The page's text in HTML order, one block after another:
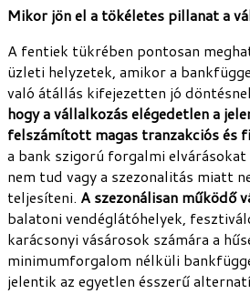
Mikor jön el a tökéletes pillanat a
A fentiek tükrében pontosan
üzleti helyzetek, amikor a
való átállás kifejezetten jó
hogy a vállalkozás elégedetlen a
felszámított magas tranzakciós és
a bank szigorú forgalmi
nem tud vagy a szezonalitás miatt
teljesíteni. A szezonálisan működő
balatoni vendéglátóhelyek,
karácsonyi vásárosok számára a
minimumforgalom nélküli
jelentik az egyetlen ésszerű